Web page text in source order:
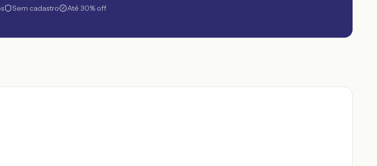
Sem cadastro Até 30% off